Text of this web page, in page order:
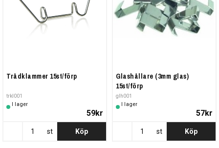
Trådklammer 15st/förp
trkl001
I lager
59kr
st Köp
Glashållare (3mm glas)
15st/förp
glh001
I lager
57kr
st Köp